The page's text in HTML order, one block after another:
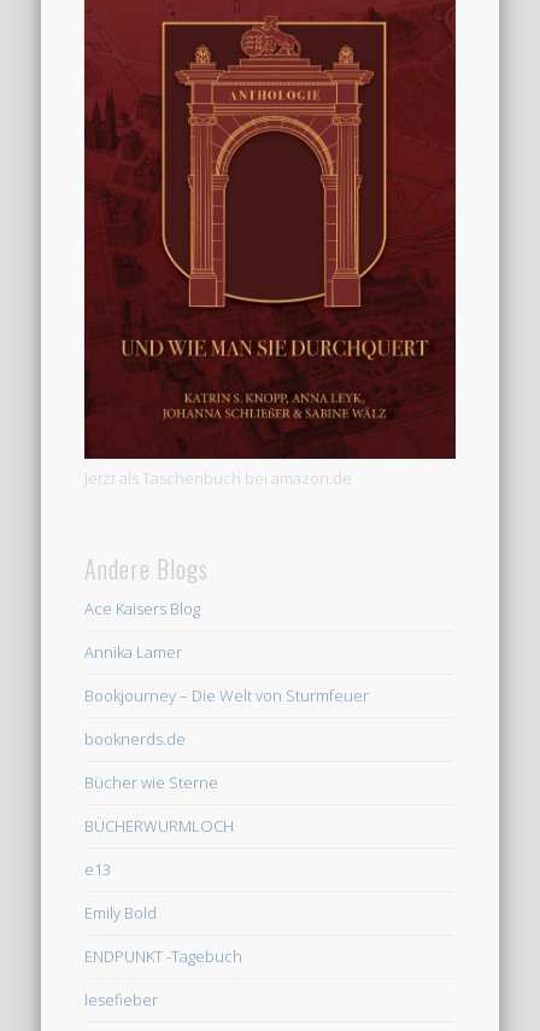
Jetzt als Taschenbuch bei amazon.de
Andere Blogs
Ace Kaisers Blog
Annika Lamer
Bookjourney – Die Welt von Sturmfeuer
booknerds.de
Bücher wie Sterne
BÜCHERWURMLOCH
e13
Emily Bold
ENDPUNKT -Tagebuch
lesefieber